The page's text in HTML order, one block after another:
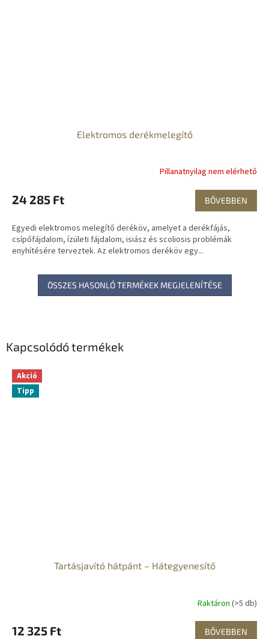
Kapcsolódó termékek
Akció
Tipp
Tartásjavító hátpánt – Hátegyenesítő
Raktáron (>5 db)
12 325 Ft BŐVEBBEN
Elektromos derékmelegítő
Pillanatnyilag nem elérhető
24 285 Ft BŐVEBBEN
Egyedi elektromos melegítő deréköv, amelyet a derékfájás,
csípőfájdalom, ízületi fájdalom, isiász és scoliosis problémák
enyhítésére terveztek. Az elektromos deréköv egy...
ÖSSZES HASONLÓ TERMÉKEK MEGJELENÍTÉSE